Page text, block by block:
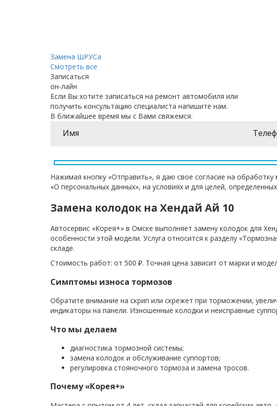
Замена ШРУСа
Смотреть все
Записаться
он-лайн
Если Вы хотите записаться на ремонт автомобиля или
получить консультацию специалиста напишите нам.
В ближайшее время мы с Вами свяжемся.
Нажимая кнопку «Отправить», я даю свое согласие на
«О персональных данных», на условиях и для целей,
Замена колодок на Хендай Ай 10
Автосервис «Корея+» в Омске выполняет замену колодок для
особенности этой модели. Услуга относится к разделу
складе.
Стоимость работ: от 500 ₽. Точная цена зависит от марки и
Симптомы износа тормозов
Обратите внимание на скрип или скрежет при торможении,
индикаторы на панели. Изношенные колодки и неисправные
Что мы делаем
диагностика тормозной системы;
замена колодок и обслуживание суппортов;
регулировка стояночного тормоза и замена тросов.
Почему «Корея+»